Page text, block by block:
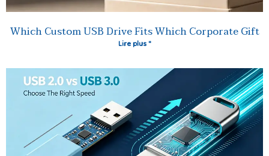
Which Custom USB Drive Fits Which Corporate Gift
Lire plus "